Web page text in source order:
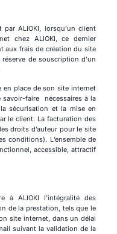
ALIOKI, lorsqu’un client
chez ALIOKI, ce dernier
aux frais de création du site
de souscription d’un
en place de son site internet
savoir-faire nécessaires à la
sécurisation et la mise en
le client. La facturation des
droits d’auteur pour le site
conditions). L’ensemble de
accessible, attractif
à ALIOKI l’intégralité des
de la prestation, tels que le
site internet, dans un délai
suivant la validation de la